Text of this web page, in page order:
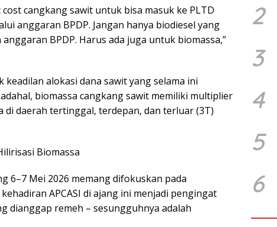
cangkang sawit untuk bisa masuk ke PLTD
anggaran BPDP. Jangan hanya biodiesel yang
BPDP. Harus ada juga untuk biomassa,”
alokasi dana sawit yang selama ini
biomassa cangkang sawit memiliki multiplier
di daerah tertinggal, terdepan, dan terluar (3T)
Biomassa
6–7 Mei 2026 memang difokuskan pada
APCASI di ajang ini menjadi pengingat
dianggap remeh – sesungguhnya adalah
2
3
4
5
6